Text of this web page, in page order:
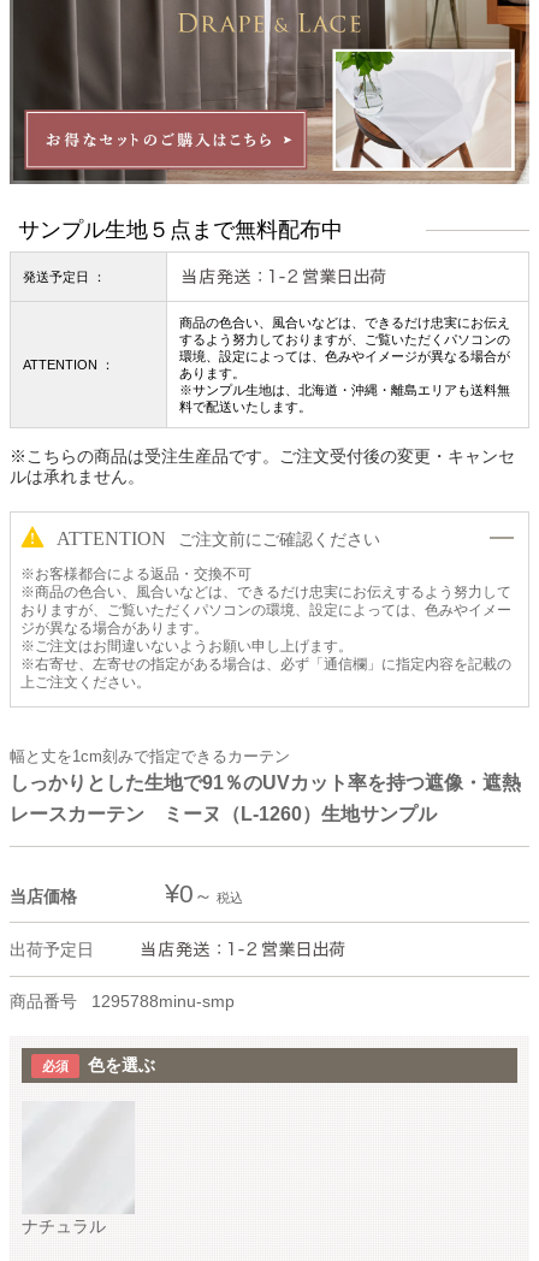
サンプル生地５点まで無料配布中
発送予定日 ：
ATTENTION ：
商品の色合い、風合いなどは、できるだけ忠実にお伝え
するよう努力しておりますが、ご覧いただくパソコンの
環境、設定によっては、色みやイメージが異なる場合が
あります。
※サンプル生地は、北海道・沖縄・離島エリアも送料無
料で配送いたします。
※こちらの商品は受注生産品です。ご注文受付後の変更・キャンセ
ルは承れません。
ATTENTION ご注文前にご確認ください
※お客様都合による返品・交換不可
※商品の色合い、風合いなどは、できるだけ忠実にお伝えするよう努力して
おりますが、ご覧いただくパソコンの環境、設定によっては、色みやイメー
ジが異なる場合があります。
※ご注文はお間違いないようお願い申し上げます。
※右寄せ、左寄せの指定がある場合は、必ず「通信欄」に指定内容を記載の
上ご注文ください。
幅と丈を1cm刻みで指定できるカーテン
しっかりとした生地で91％のUVカット率を持つ遮像・遮熱
レースカーテン ミーヌ（L-1260）生地サンプル
当店価格 ¥0 税込
出荷予定日
商品番号 1295788minu-smp
色を選ぶ
ナチュラル